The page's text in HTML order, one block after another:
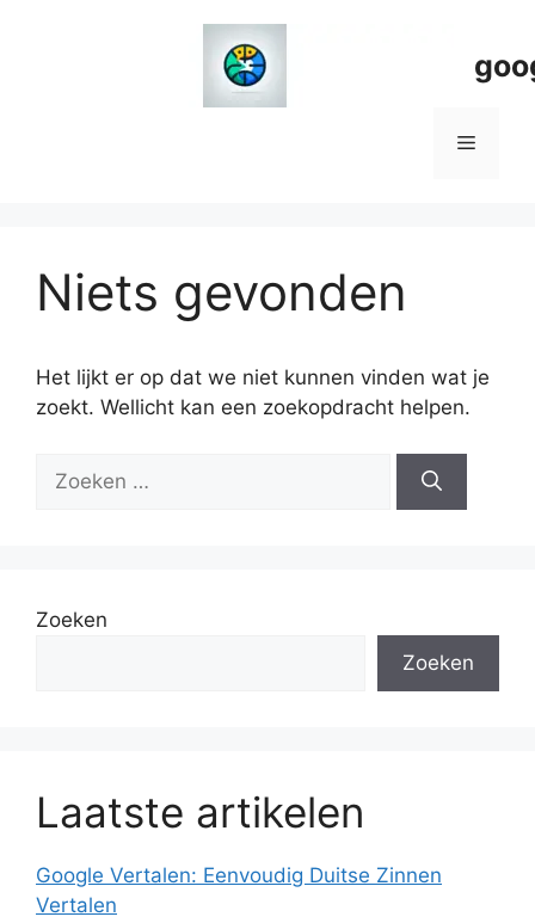
Menu
Niets gevonden
Het lijkt er op dat we niet kunnen vinden wat je
zoekt. Wellicht kan een zoekopdracht helpen.
naar:
Zoeken
Zoeken
Laatste artikelen
Google Vertalen: Eenvoudig Duitse Zinnen
Vertalen